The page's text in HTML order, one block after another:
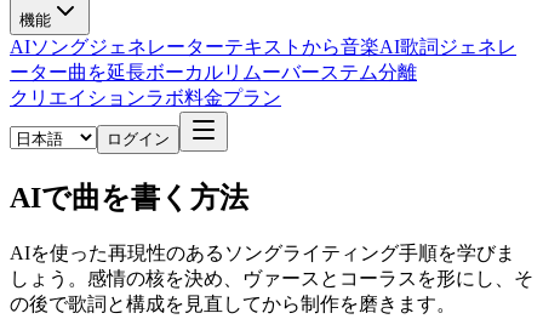
機能
AIソングジェネレーターテキストから音楽AI歌詞ジェネレ
ーター曲を延長ボーカルリムーバーステム分離
クリエイションラボ料金プラン
ログイン
AIで曲を書く方法
AIを使った再現性のあるソングライティング手順を学びま
しょう。感情の核を決め、ヴァースとコーラスを形にし、そ
の後で歌詞と構成を見直してから制作を磨きます。